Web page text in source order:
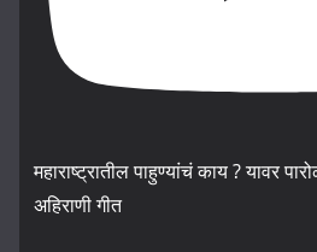
महाराष्ट्रातील पाहुण्यांचं काय ? यावर
अहिराणी गीत